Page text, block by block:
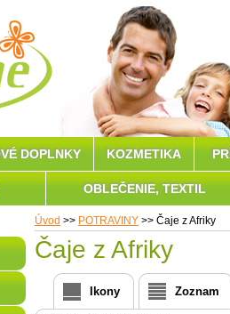
Úvod >> POTRAVINY >> Čaje z Afriky
Čaje z Afriky
Ikony Zoznam
DOPLNKY KOZMETIKA
OBLEČENIE, TEXTIL